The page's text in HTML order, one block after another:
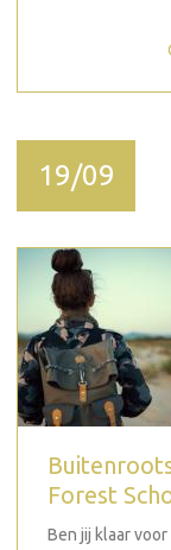
19/09
Forest
Ben jij klaar